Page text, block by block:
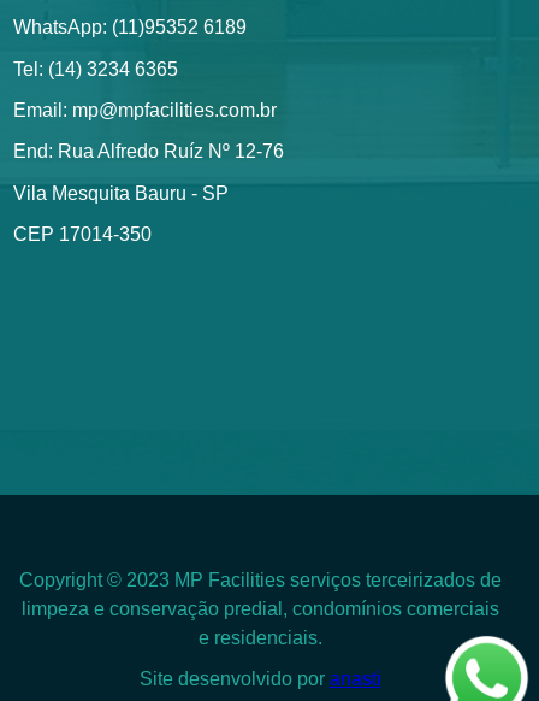
WhatsApp: (11)95352 6189
Tel: (14) 3234 6365
Email: mp@mpfacilities.com.br
End: Rua Alfredo Ruíz Nº 12-76
Vila Mesquita Bauru - SP
CEP 17014-350
Copyright © 2023 MP Facilities serviços terceirizados de
limpeza e conservação predial, condomínios comerciais
e residenciais.
Site desenvolvido por anasti